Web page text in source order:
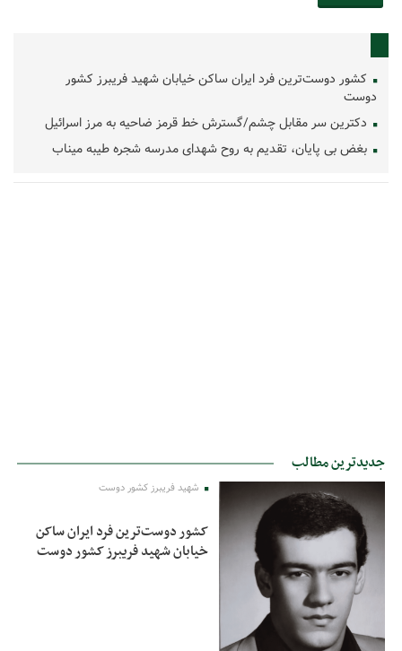
کشور دوست‌ترین فرد ایران ساکن خیابان شهید فریبرز کشور
دوست
دکترین سر مقابل چشم/گسترش خط قرمز ضاحیه به مرز اسرائیل
بغض بی پایان، تقدیم به روح شهدای مدرسه شجره طیبه میناب
جدیدترین مطالب
شهید فریبرز کشور دوست
کشور دوست‌ترین فرد ایران ساکن
خیابان شهید فریبرز کشور دوست